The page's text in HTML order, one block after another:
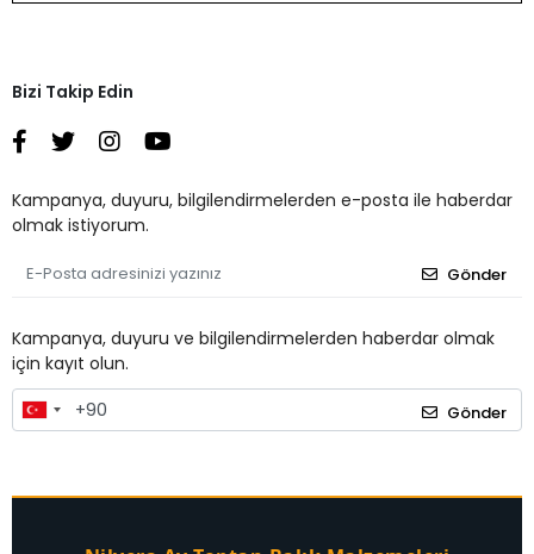
Bizi Takip Edin
Kampanya, duyuru, bilgilendirmelerden e-posta ile haberdar
olmak istiyorum.
Gönder
Kampanya, duyuru ve bilgilendirmelerden haberdar olmak
için kayıt olun.
Gönder